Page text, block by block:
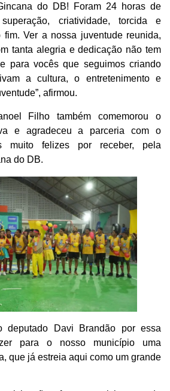
do DB! Foram 24 horas de
criatividade, torcida e
Ver a nossa juventude reunida,
tanta alegria e dedicação não tem
para vocês que seguimos criando
a cultura, o entretenimento e
afirmou.
Filho também comemorou o
e agradeceu a parceria com o
muito felizes por receber, pela
do DB.
deputado Davi Brandão por essa
para o nosso município uma
que já estreia aqui como um grande